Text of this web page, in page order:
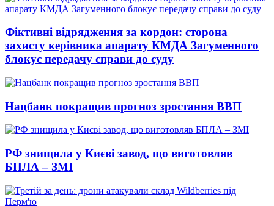
Фіктивні відрядження за кордон: сторона
захисту керівника апарату КМДА Загуменного
блокує передачу справи до суду
Нацбанк покращив прогноз зростання ВВП
РФ знищила у Києві завод, що виготовляв
БПЛА – ЗМІ